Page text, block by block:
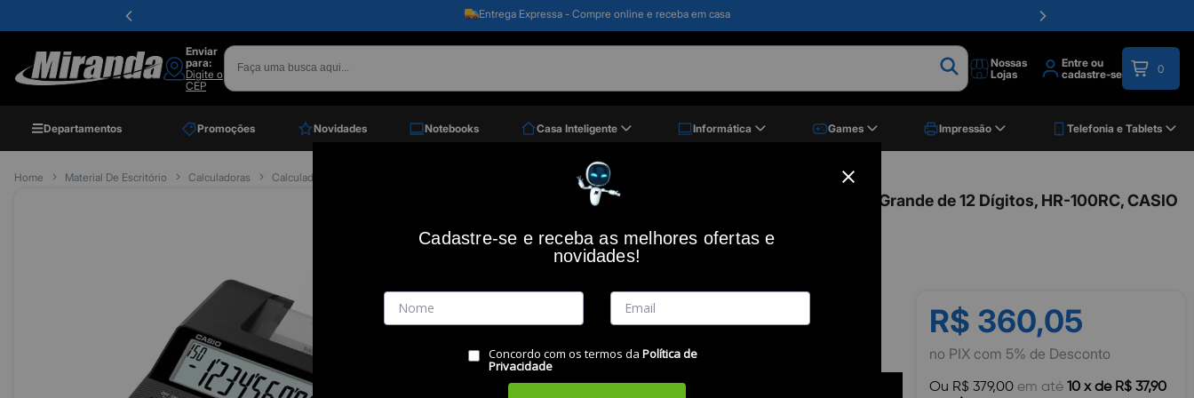
Clique e retire - Retire seu pedido em até 2 horas
Enviar
para:
Digite o
CEP
Nossas
Lojas
Entre ou
cadastre-se
0
Departamentos Promoções Novidades Notebooks Casa Inteligente Informática Games Impressão Telefonia e Tablets
Home Material De Escritório Calculadoras Calculadora De Mesa Com Impressora, Preta, Visor Grande De 12 Dígitos, Hr-100rc, Casio
R$ 360,05
no PIX com 5% de Desconto
Ou R$ 379,00em até 10 x de R$ 37,90
Calculadora de Mesa com Impressora, Preta, Visor Grande de 12 Dígitos, HR-100RC, CASIO
CASIO
(0)
Vendido e Entregue por:Miranda
RESUMO DO PRODUTO
Cadastre-se e receba as melhores ofertas e
novidades!
Concordo com os termos da Política de
Privacidade